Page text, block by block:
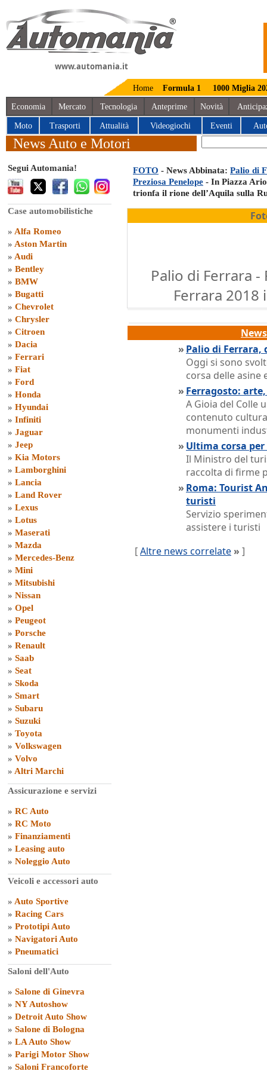
www.automania.it
Home Formula 1 1000 Miglia
Economia Mercato Tecnologia Anteprime Novità
Moto Trasporti Attualità Videogiochi Eventi
News Auto e Motori
Segui Automania!
Case automobilistiche
» Alfa Romeo
» Aston Martin
» Audi
» Bentley
» BMW
» Bugatti
» Chevrolet
» Chrysler
» Citroen
» Dacia
» Ferrari
» Fiat
» Ford
» Honda
» Hyundai
» Infiniti
» Jaguar
» Jeep
» Kia Motors
» Lamborghini
» Lancia
» Land Rover
» Lexus
» Lotus
» Maserati
» Mazda
» Mercedes-Benz
» Mini
» Mitsubishi
» Nissan
» Opel
» Peugeot
» Porsche
» Renault
» Saab
» Seat
» Skoda
» Smart
» Subaru
» Suzuki
» Toyota
» Volkswagen
» Volvo
» Altri Marchi
Assicurazione e servizi
» RC Auto
» RC Moto
» Finanziamenti
» Leasing auto
» Noleggio Auto
Veicoli e accessori auto
» Auto Sportive
» Racing Cars
» Prototipi Auto
» Navigatori Auto
» Pneumatici
Saloni dell'Auto
» Salone di Ginevra
» NY Autoshow
» Detroit Auto Show
» Salone di Bologna
» LA Auto Show
» Parigi Motor Show
» Saloni Francoforte
FOTO - News Abbinata: Palio di
Preziosa Penelope - In Piazza
trionfa il rione dell’Aquila sulla
Palio di Ferrara
Ferrara 2018
» Palio di Ferrara,
Oggi si sono
corsa delle asine
» Ferragosto:
A Gioia del Colle
contenuto
monumenti
» Ultima corsa
Il Ministro del
raccolta di firme
» Roma: Tourist
turisti
Servizio
assistere i turisti
[Altre news correlate » ]